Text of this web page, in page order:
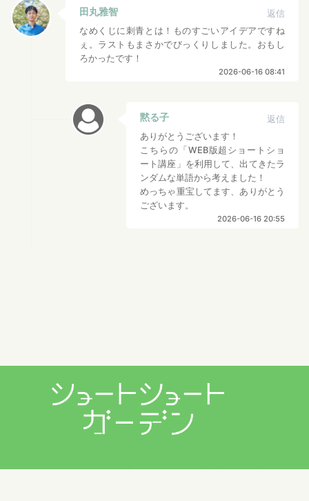
田丸雅智
返信
なめくじに刺青とは！ものすごいアイデアですね
ぇ。ラストもまさかでびっくりしました。おもし
ろかったです！
2026-06-16 08:41
黙る子
返信
ありがとうございます！
こちらの「WEB版超ショートショ
ート講座」を利用して、出てきたラ
ンダムな単語から考えました！
めっちゃ重宝してます、ありがとう
ございます。
2026-06-16 20:55
プライバシーポリシー 利用規約 お問い合わせ